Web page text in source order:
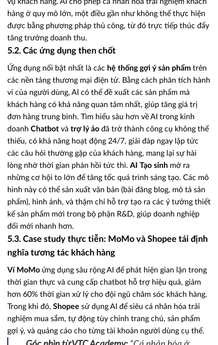
hàng ở quy mô lớn, một điều gần như không thể thực hiện
được bằng phương pháp thủ công, từ đó trực tiếp thúc đẩy
tăng trưởng doanh thu.
5.2. Các ứng dụng then chốt
Ứng dụng nổi bật nhất là các hệ thống gợi ý sản phẩm trên
các nền tảng thương mại điện tử. Bằng cách phân tích hành
vi của người dùng, AI có thể đề xuất các sản phẩm mà
khách hàng có khả năng quan tâm nhất, giúp tăng giá trị
đơn hàng trung bình. Tìm hiểu sâu hơn về AI trong kinh
doanh Chatbot và trợ lý ảo đã trở thành công cụ không thể
thiếu, có khả năng hoạt động 24/7, giải đáp ngay lập tức
các câu hỏi thường gặp của khách hàng, mang lại sự hài
lòng nhờ thời gian phản hồi tức thì. AI Tạo sinh mở ra
những cơ hội to lớn để tăng tốc quá trình sáng tạo. Các mô
hình này có thể sản xuất văn bản (bài đăng blog, mô tả sản
phẩm), hình ảnh, và thậm chí hỗ trợ tạo ra các ý tưởng thiết
kế sản phẩm mới trong bộ phận R&D, giúp doanh nghiệp
đổi mới nhanh hơn.
5.3. Case study thực tiễn: MoMo và Shopee tái định
nghĩa tương tác khách hàng
Ví MoMo ứng dụng sâu rộng AI để phát hiện gian lận trong
thời gian thực và cung cấp chatbot hỗ trợ hiệu quả, giảm
hơn 60% thời gian xử lý cho đội ngũ chăm sóc khách hàng.
Trong khi đó, Shopee sử dụng AI để siêu cá nhân hóa trải
nghiệm mua sắm, tự động tùy chỉnh trang chủ, sản phẩm
gợi ý, và quảng cáo cho từng tài khoản người dùng cụ thể.